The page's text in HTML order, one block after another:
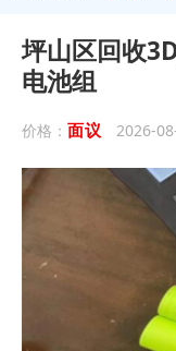
坪山区回收
电池组
价格： 面议 2026-